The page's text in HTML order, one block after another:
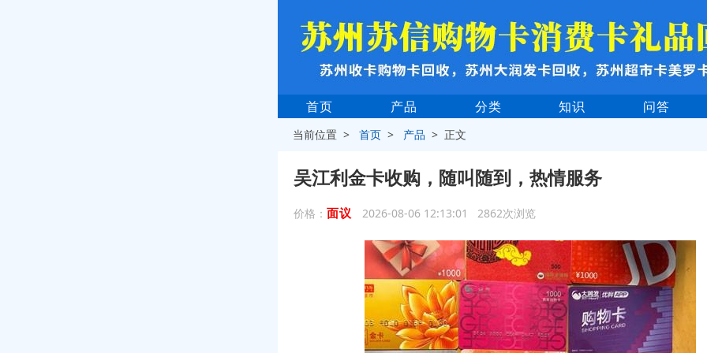
首页 产品 分类 知识 问答
当前位置 >首页 > 产品 > 正文
吴江利金卡收购，随叫随到，热情服务
价格： 面议 2026-08-06 12:13:01 2862次浏览